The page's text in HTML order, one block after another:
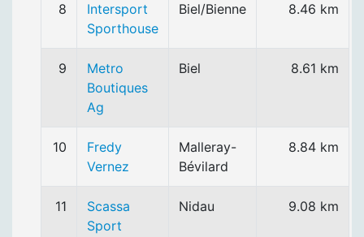
8
Intersport
Sporthouse
Biel/Bienne 8.46 km
9
Metro
Boutiques
Ag
Biel 8.61 km
10
Fredy
Vernez
Malleray-
Bévilard
8.84 km
11
Scassa
Sport
Nidau 9.08 km